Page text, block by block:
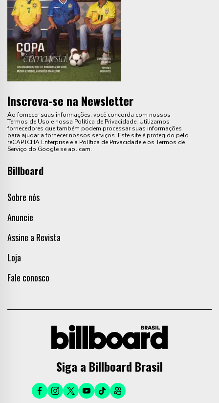
Inscreva-se na Newsletter
Ao fornecer suas informações, você concorda com nossos
Termos de Uso e nossa Política de Privacidade. Utilizamos
fornecedores que também podem processar suas informações
para ajudar a fornecer nossos serviços. Este site é protegido pelo
reCAPTCHA Enterprise e a Política de Privacidade e os Termos de
Serviço do Google se aplicam.
Billboard
Sobre nós
Anuncie
Assine a Revista
Loja
Fale conosco
Siga a Billboard Brasil